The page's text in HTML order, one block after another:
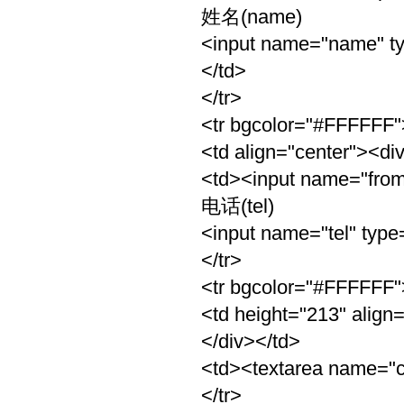
姓名(name)
<input name="name"
</td>
</tr>
<tr
<td
<td><input
电话(tel)
<input name="tel"
</tr>
<tr
<td height="213"
</div></td>
<td><textarea
</tr>